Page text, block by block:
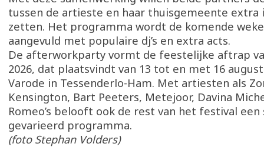
tussen de artieste en haar thuisgemeente extra
zetten. Het programma wordt de komende
aangevuld met populaire dj’s en extra acts.
De afterworkparty vormt de feestelijke aftrap
2026, dat plaatsvindt van 13 tot en met 16
Varode in Tessenderlo-Ham. Met artiesten als
Kensington, Bart Peeters, Metejoor, Davina
Romeo’s belooft ook de rest van het festival
gevarieerd programma.
(foto Stephan Volders)